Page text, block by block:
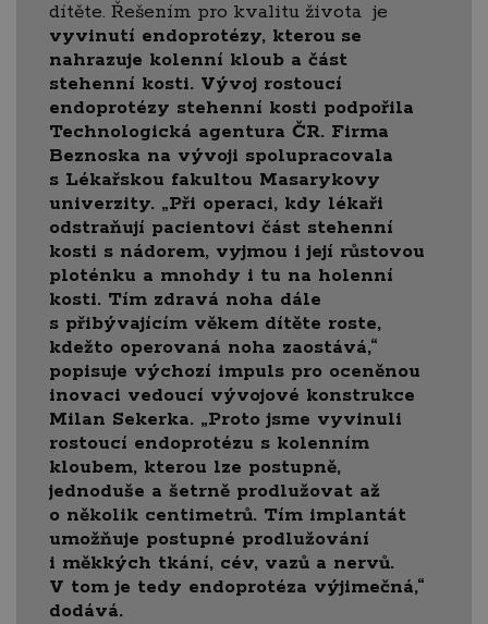
dítěte. Řešením pro kvalitu života je
vyvinutí endoprotézy, kterou se
nahrazuje kolenní kloub a část
stehenní kosti. Vývoj rostoucí
endoprotézy stehenní kosti podpořila
Technologická agentura ČR. Firma
Beznoska na vývoji spolupracovala
s Lékařskou fakultou Masarykovy
univerzity. „Při operaci, kdy lékaři
odstraňují pacientovi část stehenní
kosti s nádorem, vyjmou i její růstovou
ploténku a mnohdy i tu na holenní
kosti. Tím zdravá noha dále
s přibývajícím věkem dítěte roste,
kdežto operovaná noha zaostává,“
popisuje výchozí impuls pro oceněnou
inovaci vedoucí vývojové konstrukce
Milan Sekerka. „Proto jsme vyvinuli
rostoucí endoprotézu s kolenním
kloubem, kterou lze postupně,
jednoduše a šetrně prodlužovat až
o několik centimetrů. Tím implantát
umožňuje postupné prodlužování
i měkkých tkání, cév, vazů a nervů.
V tom je tedy endoprotéza výjimečná,“
dodává.